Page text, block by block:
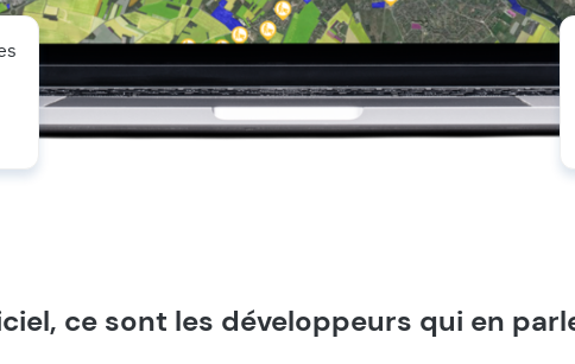
ce sont les développeurs qui en